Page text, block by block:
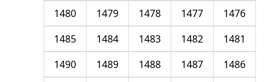
1476
1477
1478
1479
1480
1481
1482
1483
1484
1485
1486
1487
1488
1489
1490